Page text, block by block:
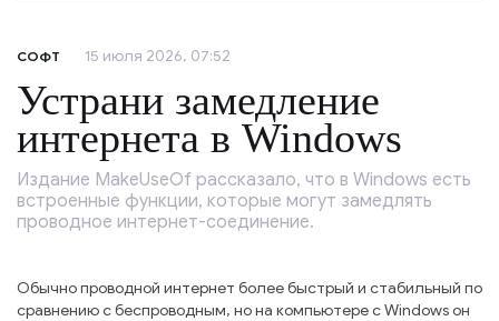
СОФТ 15 июля 2026, 07:52
Устрани замедление
интернета в Windows
Издание MakeUseOf рассказало, что в Windows есть
встроенные функции, которые могут замедлять
проводное интернет-соединение.
Обычно проводной интернет более быстрый и стабильный по
сравнению с беспроводным, но на компьютере с Windows он